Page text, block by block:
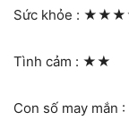
Sức khỏe :
Tình cảm : ★★
Con số may mắn